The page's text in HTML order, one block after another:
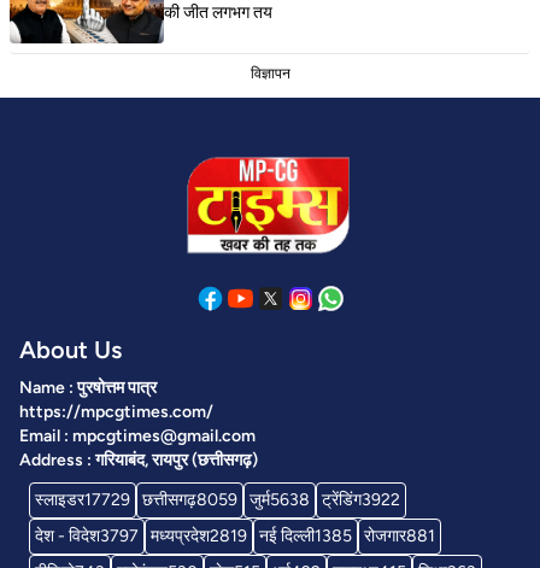
की जीत लगभग तय
विज्ञापन
About Us
Name : पुरषोत्तम पात्र
https://mpcgtimes.com/
Email : mpcgtimes@gmail.com
Address : गरियाबंद, रायपुर (छत्तीसगढ़)
स्लाइडर17729 छत्तीसगढ़8059 जुर्म5638 ट्रेंडिंग3922
देश - विदेश3797 मध्यप्रदेश2819 नई दिल्ली1385 रोजगार881